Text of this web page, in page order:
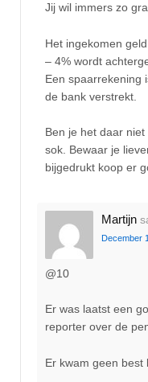
Jij wil immers zo
Het ingekomen
– 4% wordt
Een spaarrekening
de bank verstrekt.
Ben je het daar
sok. Bewaar je
bijgedrukt koop er
Martijn
December
@10
Er was laatst een
reporter over de
Er kwam geen best